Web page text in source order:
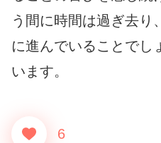
う間に時間は過ぎ去り
に進んでいることでし
います。
6